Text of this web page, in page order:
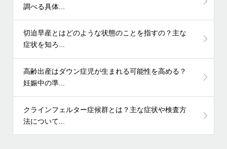
調べる具体...
切迫早産とはどのような状態のことを指すの？主な
症状を知ろ...
高齢出産はダウン症児が生まれる可能性を高める？
妊娠中の準...
クラインフェルター症候群とは？主な症状や検査方
法について...